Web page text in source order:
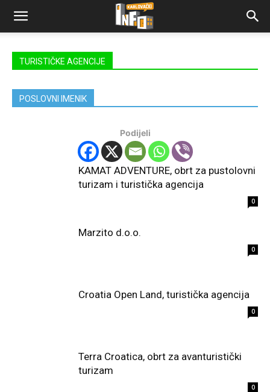
TURISTIČKE AGENCIJE
POSLOVNI IMENIK
Podijeli
KAMAT ADVENTURE, obrt za pustolovni
turizam i turistička agencija
0
Marzito d.o.o.
0
Croatia Open Land, turistička agencija
0
Terra Croatica, obrt za avanturistički
turizam
0